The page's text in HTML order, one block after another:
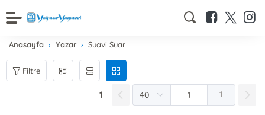
Anasayfa Yazar Suavi Suar
Filtre
1 1